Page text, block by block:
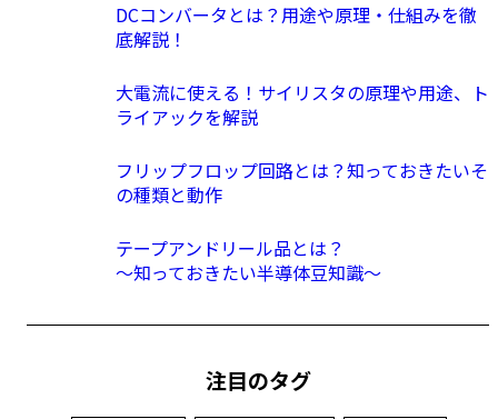
DCコンバータとは？用途や原理・仕組みを徹
底解説！
大電流に使える！サイリスタの原理や用途、ト
ライアックを解説
フリップフロップ回路とは？知っておきたいそ
の種類と動作
テープアンドリール品とは？
〜知っておきたい半導体豆知識〜
注目のタグ